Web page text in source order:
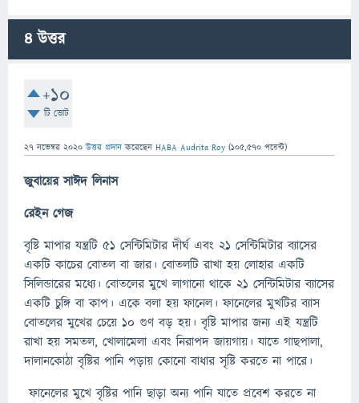
4উত্তর
+10
টি ভোট
27 নভেম্বর 2020 উত্তর প্রদান করেছেন HABA Audrita Roy (105,570 পয়েন্ট)
জুবায়ের সাঈদ লিনাস
রেইন গেজ
বৃষ্টি মাপার যন্ত্রটি ৫১ সেন্টিমিটার দীর্ঘ এবং ২১ সেন্টিমিটার ব্যাসের
একটি কাচের বোতল বা জার। বোতলটি রাখা হয় লোহার একটি
সিলিন্ডারের মধ্যে। বোতলের মুখে লাগানো থাকে ২১ সেন্টিমিটার ব্যাসের
একটি চুঙ্গি বা কাপ। একে বলা হয় ফানেল। ফানেলের মুখটির ব্যাস
বোতলের মুখের চেয়ে ১০ গুণ বড় হয়। বৃষ্টি মাপার জন্য এই যন্ত্রটি
রাখা হয় সমতল, খোলামেলা এবং নিরাপদ জায়গায়। যাতে গাছপালা,
দালানকোঠা বৃষ্টির পানি পড়ায় কোনো বাধার সৃষ্টি করতে না পারে।
ফানেলের মুখে বৃষ্টির পানি ছাড়া অন্য পানি যাতে প্রবেশ করতে না